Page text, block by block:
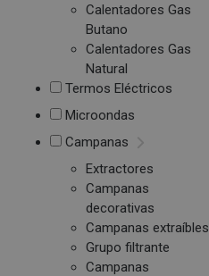
Calentadores Gas
Butano
Calentadores Gas
Natural
Termos Eléctricos
Microondas
Campanas
Extractores
Campanas
decorativas
Campanas extraíbles
Grupo filtrante
Campanas